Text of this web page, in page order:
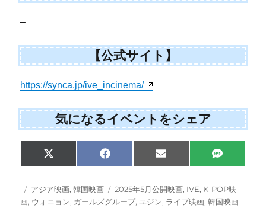
–
【公式サイト】
https://synca.jp/ive_incinema/
気になるイベントをシェア
S
h
r
e
o
X
(
w
i
t
S
h
r
e
o
F
a
e
b
o
S
h
r
e
o
E
m
i
l
S
h
r
e
o
S
M
投
稿
カ
テ
アジア映画,韓国映画
タ
グ
2025年5月公開映画, IVE, K-POP映
画, ウォニョン, ガールズグループ, ユジン, ライブ映画,韓国映画